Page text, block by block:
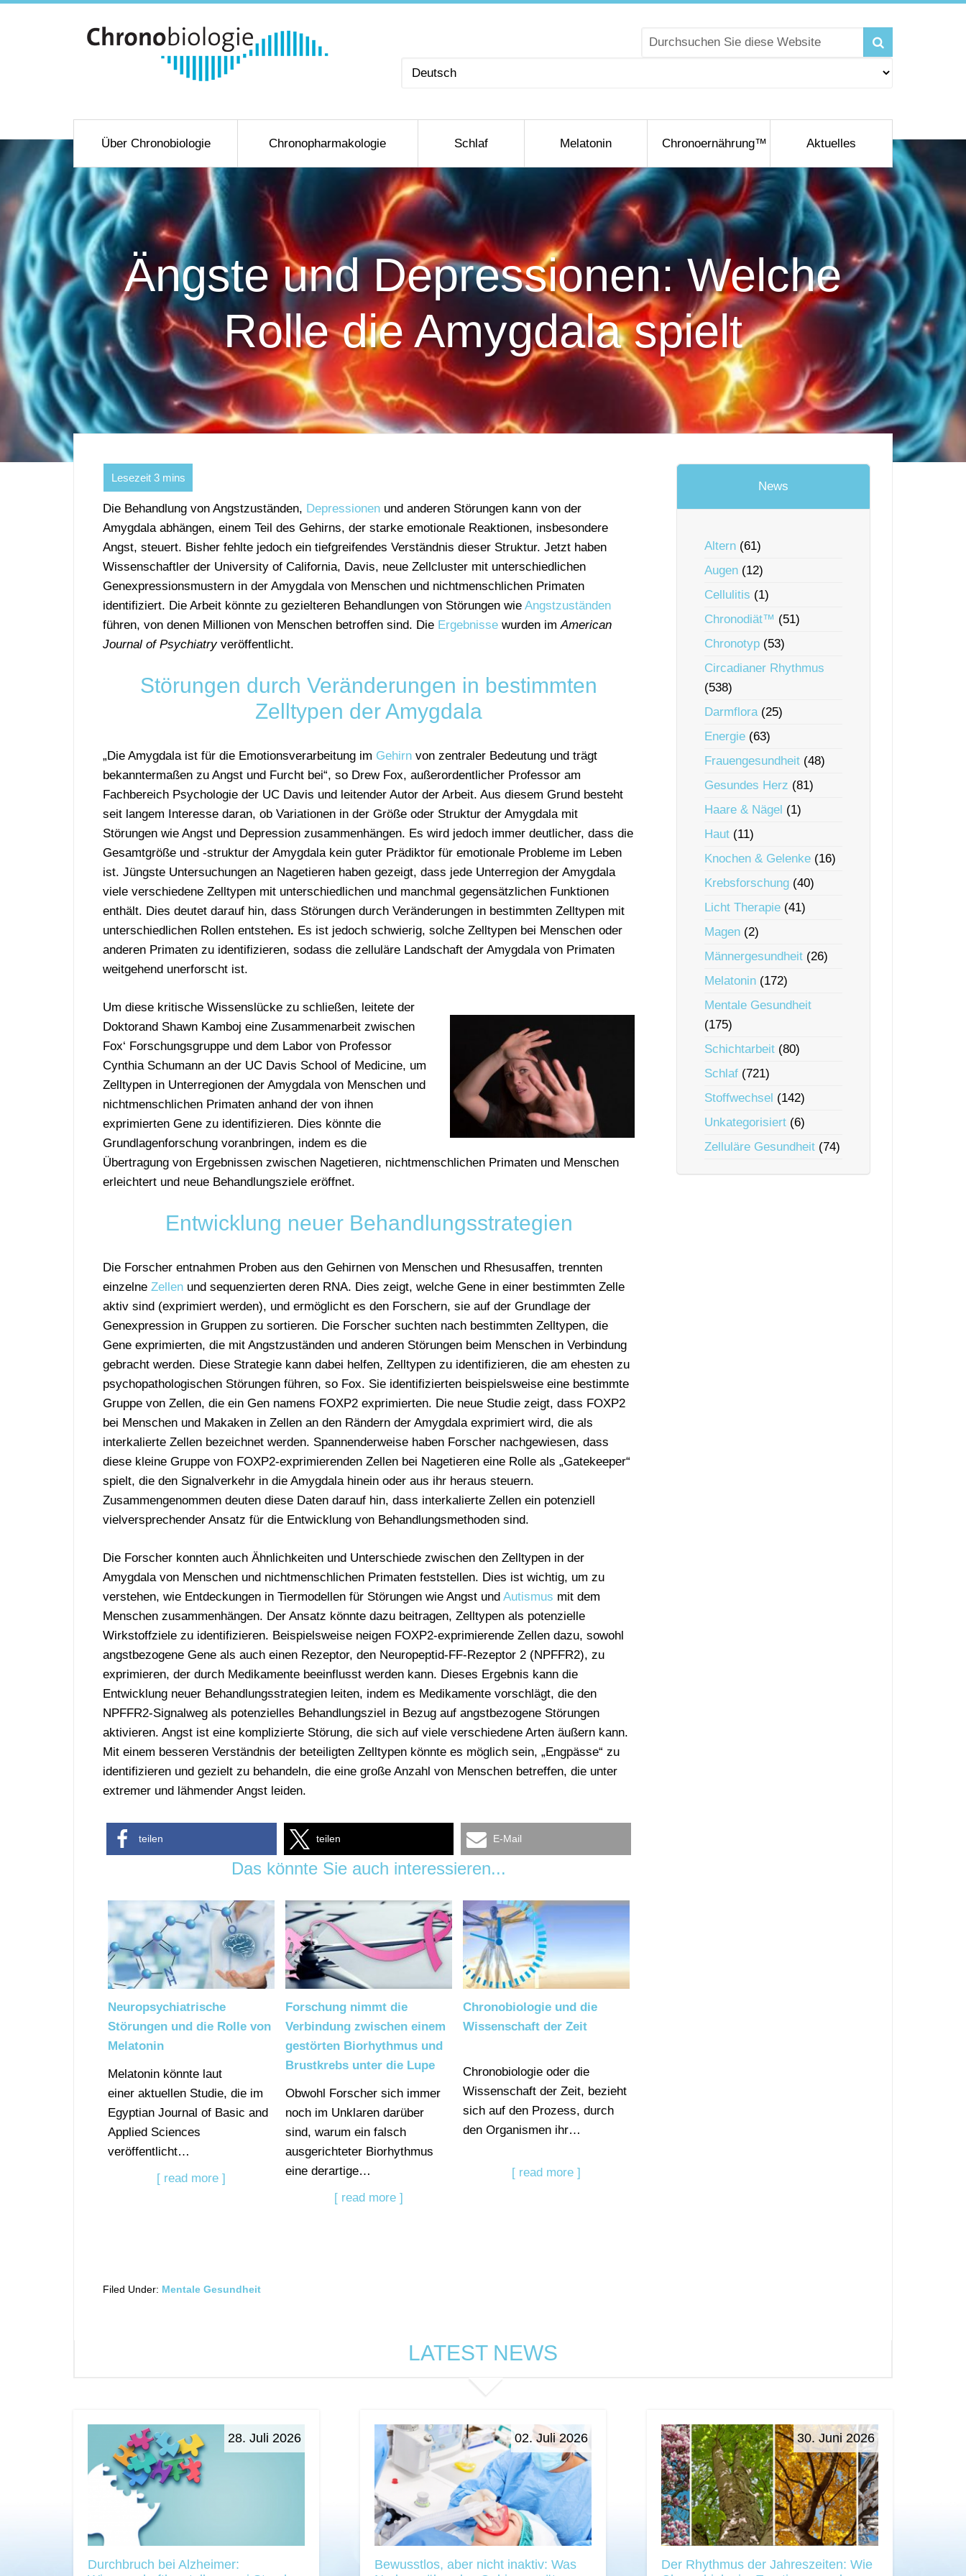
Sprache
Über Chronobiologie Chronopharmakologie Schlaf Melatonin Chronoernährung™ Aktuelles
Ängste und Depressionen: Welche
Rolle die Amygdala spielt
Die Behandlung von Angstzuständen, Depressionen und anderen Störungen kann von der
Amygdala abhängen, einem Teil des Gehirns, der starke emotionale Reaktionen, insbesondere
Angst, steuert. Bisher fehlte jedoch ein tiefgreifendes Verständnis dieser Struktur. Jetzt haben
Wissenschaftler der University of California, Davis, neue Zellcluster mit unterschiedlichen
Genexpressionsmustern in der Amygdala von Menschen und nichtmenschlichen Primaten
identifiziert. Die Arbeit könnte zu gezielteren Behandlungen von Störungen wie Angstzuständen
führen, von denen Millionen von Menschen betroffen sind. Die Ergebnisse wurden imAmerican
Journal of Psychiatryveröffentlicht.
Störungen durch Veränderungen in bestimmten
Zelltypen der Amygdala
„Die Amygdala ist für die Emotionsverarbeitung im Gehirn von zentraler Bedeutung und trägt
bekanntermaßen zu Angst und Furcht bei“, so Drew Fox, außerordentlicher Professor am
Fachbereich Psychologie der UC Davis und leitender Autor der Arbeit. Aus diesem Grund besteht
seit langem Interesse daran, ob Variationen in der Größe oder Struktur der Amygdala mit
Störungen wie Angst und Depression zusammenhängen. Es wird jedoch immer deutlicher, dass die
Gesamtgröße und -struktur der Amygdala kein guter Prädiktor für emotionale Probleme im Leben
ist. Jüngste Untersuchungen an Nagetieren haben gezeigt, dass jede Unterregion der Amygdala
viele verschiedene Zelltypen mit unterschiedlichen und manchmal gegensätzlichen Funktionen
enthält. Dies deutet darauf hin, dass Störungen durch Veränderungen in bestimmten Zelltypen mit
unterschiedlichen Rollen entstehen. Es ist jedoch schwierig, solche Zelltypen bei Menschen oder
anderen Primaten zu identifizieren, sodass die zelluläre Landschaft der Amygdala von Primaten
weitgehend unerforscht ist.
Um diese kritische Wissenslücke zu schließen, leitete der
Doktorand Shawn Kamboj eine Zusammenarbeit zwischen
Fox‘ Forschungsgruppe und dem Labor von Professor
Cynthia Schumann an der UC Davis School of Medicine, um
Zelltypen in Unterregionen der Amygdala von Menschen und
nichtmenschlichen Primaten anhand der von ihnen
exprimierten Gene zu identifizieren. Dies könnte die
Grundlagenforschung voranbringen, indem es die
Übertragung von Ergebnissen zwischen Nagetieren, nichtmenschlichen Primaten und Menschen
erleichtert und neue Behandlungsziele eröffnet.
Entwicklung neuer Behandlungsstrategien
Die Forscher entnahmen Proben aus den Gehirnen von Menschen und Rhesusaffen, trennten
einzelne Zellen und sequenzierten deren RNA. Dies zeigt, welche Gene in einer bestimmten Zelle
aktiv sind (exprimiert werden), und ermöglicht es den Forschern, sie auf der Grundlage der
Genexpression in Gruppen zu sortieren. Die Forscher suchten nach bestimmten Zelltypen, die
Gene exprimierten, die mit Angstzuständen und anderen Störungen beim Menschen in Verbindung
gebracht werden. Diese Strategie kann dabei helfen, Zelltypen zu identifizieren, die am ehesten zu
psychopathologischen Störungen führen, so Fox. Sie identifizierten beispielsweise eine bestimmte
Gruppe von Zellen, die ein Gen namens FOXP2 exprimierten. Die neue Studie zeigt, dass FOXP2
bei Menschen und Makaken in Zellen an den Rändern der Amygdala exprimiert wird, die als
interkalierte Zellen bezeichnet werden. Spannenderweise haben Forscher nachgewiesen, dass
diese kleine Gruppe von FOXP2-exprimierenden Zellen bei Nagetieren eine Rolle als „Gatekeeper“
spielt, die den Signalverkehr in die Amygdala hinein oder aus ihr heraus steuern.
Zusammengenommen deuten diese Daten darauf hin, dass interkalierte Zellen ein potenziell
vielversprechender Ansatz für die Entwicklung von Behandlungsmethoden sind.
Die Forscher konnten auch Ähnlichkeiten und Unterschiede zwischen den Zelltypen in der
Amygdala von Menschen und nichtmenschlichen Primaten feststellen. Dies ist wichtig, um zu
verstehen, wie Entdeckungen in Tiermodellen für Störungen wie Angst und Autismus mit dem
Menschen zusammenhängen. Der Ansatz könnte dazu beitragen, Zelltypen als potenzielle
Wirkstoffziele zu identifizieren. Beispielsweise neigen FOXP2-exprimierende Zellen dazu, sowohl
angstbezogene Gene als auch einen Rezeptor, den Neuropeptid-FF-Rezeptor 2 (NPFFR2), zu
exprimieren, der durch Medikamente beeinflusst werden kann. Dieses Ergebnis kann die
Entwicklung neuer Behandlungsstrategien leiten, indem es Medikamente vorschlägt, die den
NPFFR2-Signalweg als potenzielles Behandlungsziel in Bezug auf angstbezogene Störungen
aktivieren. Angst ist eine komplizierte Störung, die sich auf viele verschiedene Arten äußern kann.
Mit einem besseren Verständnis der beteiligten Zelltypen könnte es möglich sein, „Engpässe“ zu
identifizieren und gezielt zu behandeln, die eine große Anzahl von Menschen betreffen, die unter
extremer und lähmender Angst leiden.
teilen teilen E-Mail
Das könnte Sie auch interessieren...
Neuropsychiatrische
Störungen und die Rolle von
Melatonin
Melatonin könnte laut
einer aktuellen Studie, die im
Egyptian Journal of Basic and
Applied Sciences
veröffentlicht…
[ read more ]
Forschung nimmt die
Verbindung zwischen einem
gestörten Biorhythmus und
Brustkrebs unter die Lupe
Obwohl Forscher sich immer
noch im Unklaren darüber
sind, warum ein falsch
ausgerichteter Biorhythmus
eine derartige…
[ read more ]
Chronobiologie und die
Wissenschaft der Zeit
Chronobiologie oder die
Wissenschaft der Zeit, bezieht
sich auf den Prozess, durch
den Organismen ihr…
[ read more ]
Filed Under: Mentale Gesundheit
News
Altern (61)
Augen (12)
Cellulitis (1)
Chronodiät™ (51)
Chronotyp (53)
Circadianer Rhythmus
(538)
Darmflora(25)
Energie (63)
Frauengesundheit (48)
Gesundes Herz (81)
Haare & Nägel (1)
Haut (11)
Knochen & Gelenke (16)
Krebsforschung (40)
Licht Therapie (41)
Magen (2)
Männergesundheit (26)
Melatonin (172)
Mentale Gesundheit
(175)
Schichtarbeit (80)
Schlaf (721)
Stoffwechsel (142)
Unkategorisiert (6)
Zelluläre Gesundheit (74)
LATEST NEWS
28. Juli 2026
Durchbruch bei Alzheimer:
02. Juli 2026
Bewusstlos, aber nicht inaktiv: Was
30. Juni 2026
Der Rhythmus der Jahreszeiten: Wie